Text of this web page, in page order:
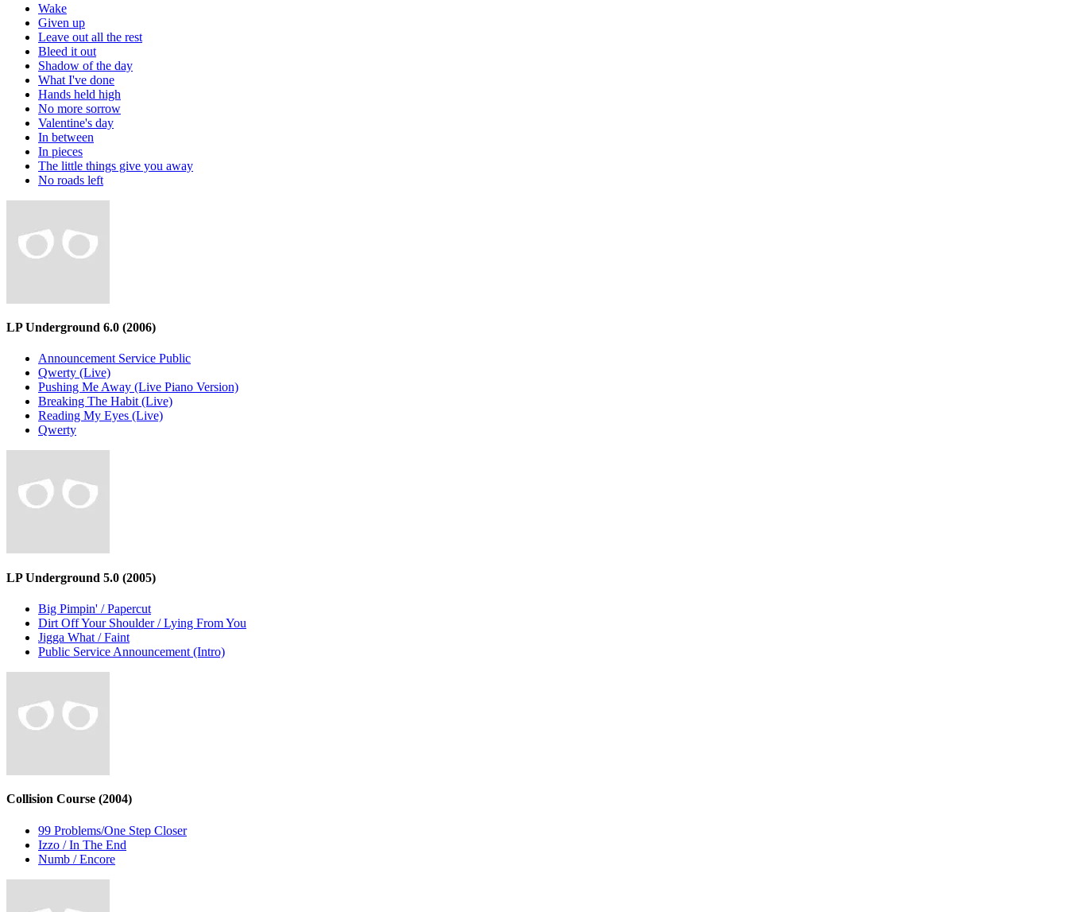
Wake
Given up
Leave out all the rest
Bleed it out
Shadow of the day
What I've done
Hands held high
No more sorrow
Valentine's day
In between
In pieces
The little things give you away
No roads left
LP Underground 6.0 (2006)
Announcement Service Public
Qwerty (Live)
Pushing Me Away (Live Piano Version)
Breaking The Habit (Live)
Reading My Eyes (Live)
Qwerty
LP Underground 5.0 (2005)
Big Pimpin' / Papercut
Dirt Off Your Shoulder / Lying From You
Jigga What / Faint
Public Service Announcement (Intro)
Collision Course (2004)
99 Problems/One Step Closer
Izzo / In The End
Numb / Encore